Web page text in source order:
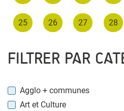
25 26 27 28
FILTRER PAR
Agglo + communes
Art et Culture